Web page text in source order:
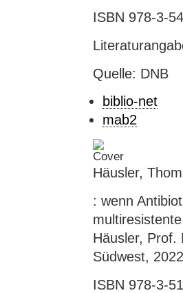
ISBN 978-3-
Quelle: DNB
biblio-net
mab2
Häusler,
: wenn
Häusler, Prof.
Südwest,
ISBN 978-3-